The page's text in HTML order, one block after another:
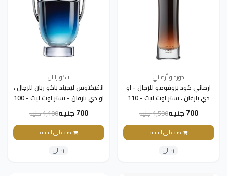
جورجيو أرماني
ارماني كود بروفومو للرجال - او
دي بارفان ، تستر اوت ليت - 110
مل
700 جنيه 1,590 جنيه
اضف الى السلة
رجالى
باكو رابان
انفيكتوس ليجيند باكو ربان للرجال ،
او دي بارفان - تستر اوت ليت - 100
مل
700 جنيه 1,100 جنيه
اضف الى السلة
رجالى